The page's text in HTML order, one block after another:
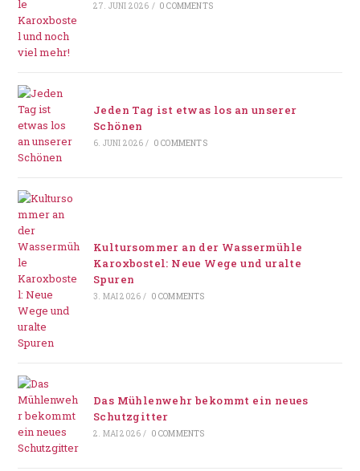
27. JUNI 2026 / 0 COMMENTS
Jeden Tag ist etwas los an unserer
Schönen
6. JUNI 2026 / 0 COMMENTS
Kultursommer an der Wassermühle
Karoxbostel: Neue Wege und uralte
Spuren
3. MAI 2026 / 0 COMMENTS
Das Mühlenwehr bekommt ein neues
Schutzgitter
2. MAI 2026 / 0 COMMENTS